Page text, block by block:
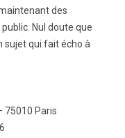
des
Nul doute que
sujet qui fait écho à
75010 Paris